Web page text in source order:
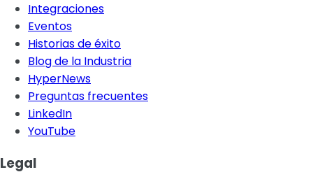
Integraciones
Eventos
Historias de éxito
Blog de la Industria
HyperNews
Preguntas frecuentes
LinkedIn
YouTube
Legal